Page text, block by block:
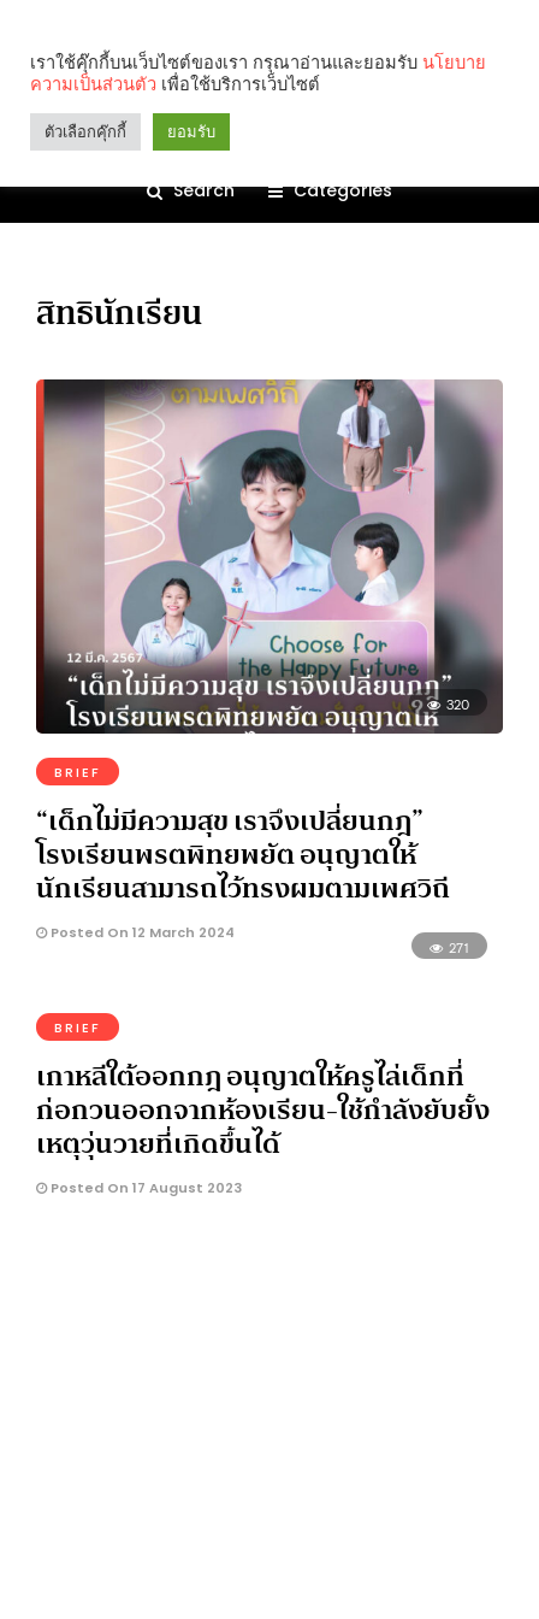
Search Categories
สิทธินักเรียน
320
BRIEF
“เด็กไม่มีความสุข เราจึงเปลี่ยนกฎ”
โรงเรียนพรตพิทยพยัต อนุญาตให้
นักเรียนสามารถไว้ทรงผมตามเพศวิถี
Posted On 12 March 2024
271
BRIEF
เกาหลีใต้ออกกฎ อนุญาตให้ครูไล่เด็กที่
ก่อกวนออกจากห้องเรียน-ใช้กำลังยับยั้ง
เหตุวุ่นวายที่เกิดขึ้นได้
Posted On 17 August 2023
เราใช้คุ๊กกี้บนเว็บไซต์ของเรา กรุณาอ่านและยอมรับ นโยบาย
ความเป็นส่วนตัว เพื่อใช้บริการเว็บไซต์
ตัวเลือกคุ๊กกี้ ยอมรับ